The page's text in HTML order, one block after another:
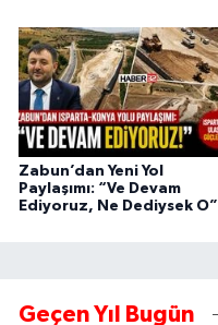
Zabun’dan Yeni Yol
Paylaşımı: “Ve Devam
Ediyoruz, Ne Dediysek O”
Geçen Yıl Bugün